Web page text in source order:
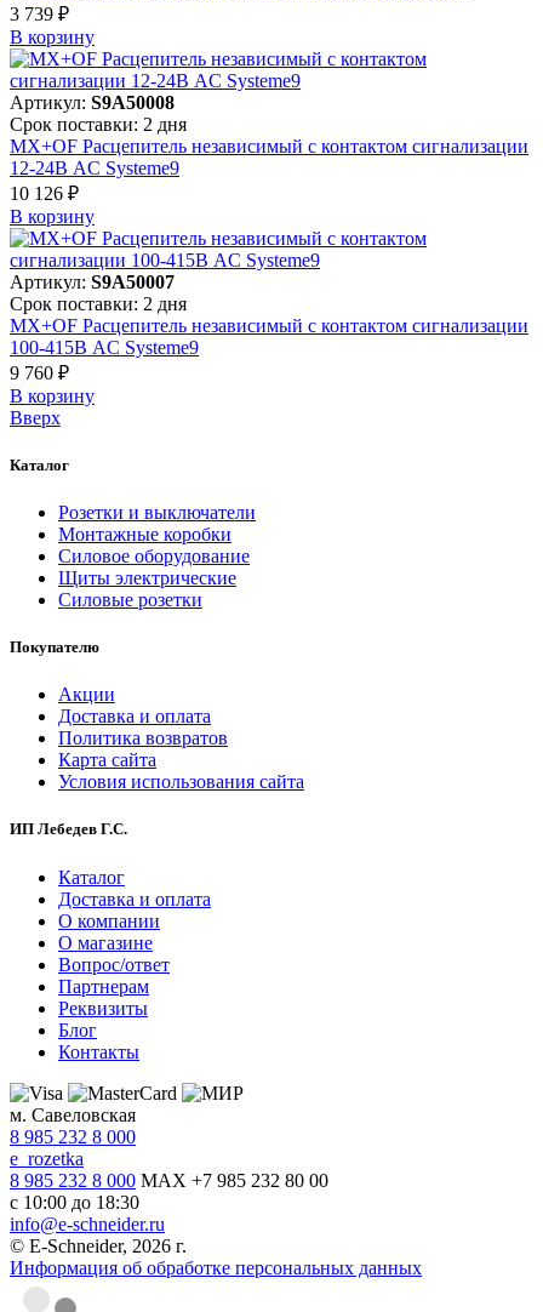
3 739 ₽
В корзинy
Артикул: S9A50008
Срок поставки: 2 дня
MX+OF Расцепитель независимый с контактом сигнализации
12-24В AC Systeme9
10 126 ₽
В корзинy
Артикул: S9A50007
Срок поставки: 2 дня
MX+OF Расцепитель независимый с контактом сигнализации
100-415В AC Systeme9
9 760 ₽
В корзинy
Вверх
Каталог
Розетки и выключатели
Монтажные коробки
Силовое оборудование
Щиты электрические
Силовые розетки
Покупателю
Акции
Доставка и оплата
Политика возвратов
Карта сайта
Условия использования сайта
ИП Лебедев Г.С.
Каталог
Доставка и оплата
О компании
О магазине
Вопрос/ответ
Партнерам
Реквизиты
Блог
Контакты
м. Савеловская
8 985 232 8 000
e_rozetka
8 985 232 8 000 MAX +7 985 232 80 00
с 10:00 до 18:30
info@e-schneider.ru
© E-Schneider, 2026 г.
Информация об обработке персональных данных